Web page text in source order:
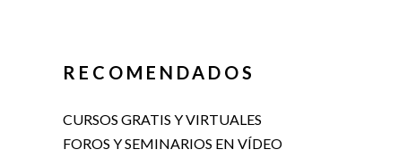
RECOMENDADOS
CURSOS GRATIS Y VIRTUALES
FOROS Y SEMINARIOS EN VÍDEO